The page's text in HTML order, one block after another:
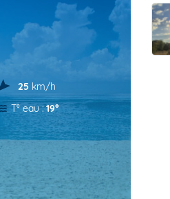
25 km/h
T° eau :19°